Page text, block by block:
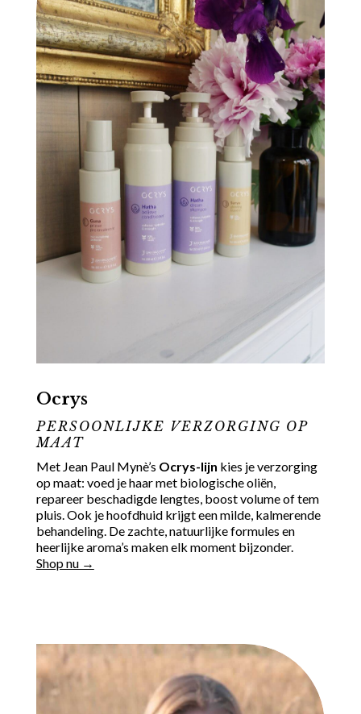
Ocrys
PERSOONLIJKE VERZORGING OP
MAAT
Met Jean Paul Mynè’s Ocrys-lijn kies je verzorging
op maat: voed je haar met biologische oliën,
repareer beschadigde lengtes, boost volume of tem
pluis. Ook je hoofdhuid krijgt een milde, kalmerende
behandeling. De zachte, natuurlijke formules en
heerlijke aroma’s maken elk moment bijzonder.
Shop nu →